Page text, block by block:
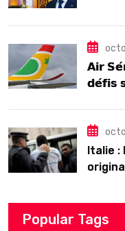
𝗔𝗶𝗿
𝗱𝗲́𝗳𝗶𝘀
Italie :
Popular Tags